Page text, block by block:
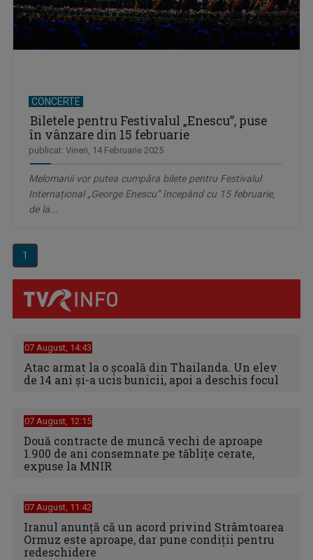
CONCERTE
Biletele pentru Festivalul „Enescu”, puse
în vânzare din 15 februarie
publicat: Vineri, 14 Februarie 2025
Melomanii vor putea cumpăra bilete pentru Festivalul
Internațional „George Enescu” începând cu 15 februarie,
de la...
1
07 August, 14:43
Atac armat la o școală din Thailanda. Un elev
de 14 ani și-a ucis bunicii, apoi a deschis focul
07 August, 12:15
Două contracte de muncă vechi de aproape
1.900 de ani consemnate pe tăblițe cerate,
expuse la MNIR
07 August, 11:42
Iranul anunță că un acord privind Strâmtoarea
Ormuz este aproape, dar pune condiții pentru
redeschidere